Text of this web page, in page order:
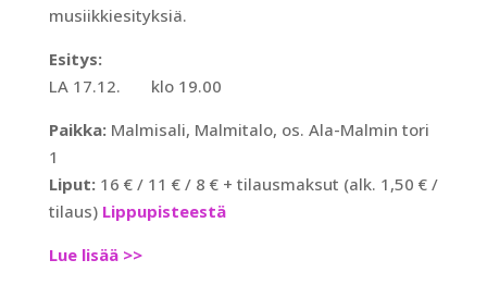
musiikkiesityksiä.
Esitys:
LA 17.12. klo 19.00
Paikka:Malmisali, Malmitalo, os. Ala-Malmin tori
1
Liput:16 € / 11 € / 8 € + tilausmaksut (alk. 1,50 € /
tilaus) Lippupisteestä
Lue lisää >>